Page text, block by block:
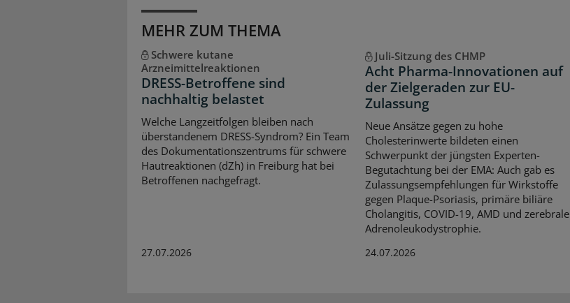
MEHR ZUM THEMA
Schwere kutane
Arzneimittelreaktionen
DRESS-Betroffene sind
nachhaltig belastet
Welche Langzeitfolgen bleiben nach
überstandenem DRESS-Syndrom? Ein Team
des Dokumentationszentrums für schwere
Hautreaktionen (dZh) in Freiburg hat bei
Betroffenen nachgefragt.
27.07.2026
Juli-Sitzung des CHMP
Acht Pharma-Innovationen auf
der Zielgeraden zur EU-
Zulassung
Neue Ansätze gegen zu hohe
Cholesterinwerte bildeten einen
Schwerpunkt der jüngsten Experten-
Begutachtung bei der EMA: Auch gab es
Zulassungsempfehlungen für Wirkstoffe
gegen Plaque-Psoriasis, primäre biliäre
Cholangitis, COVID-19, AMD und zerebrale
Adrenoleukodystrophie.
24.07.2026